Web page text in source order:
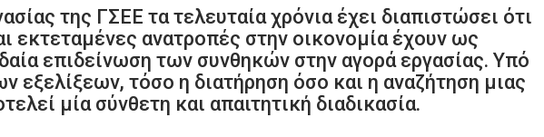
της ΓΣΕΕ τα τελευταία χρόνια έχει διαπιστώσει ότι
εκτεταμένες ανατροπές στην οικονομία έχουν ως
επιδείνωση των συνθηκών στην αγορά εργασίας. Υπό
εξελίξεων, τόσο η διατήρηση όσο και η αναζήτηση μιας
μία σύνθετη και απαιτητική διαδικασία.